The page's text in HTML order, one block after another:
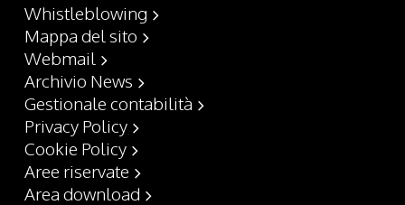
Whistleblowing
Mappa del sito
Webmail
Archivio News
Gestionale contabilità
Privacy Policy
Cookie Policy
Aree riservate
Area download